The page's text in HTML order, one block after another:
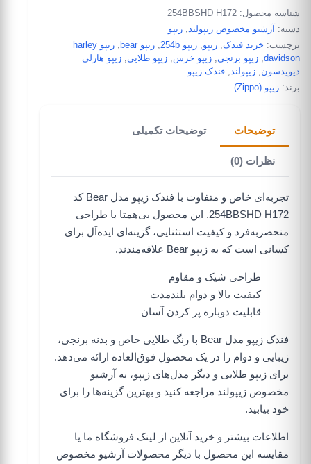
شناسه محصول: 254BBSHD H172
دسته: آرشیو مخصوص زیپولند
زیپو
برچسب: خرید فندک زیپو زیپو 254b زیپو bear
زیپو harley
davidson زیپو برنجی زیپو خرس زیپو طلایی زیپو هارلی
دیویدسون زیپولند
فندک زیپو
برند: زیپو (Zippo)
توضیحات توضیحات تکمیلی
نظرات (0)
تجربه‌ای خاص و متفاوت با فندک زیپو مدل Bear کد
254BBSHD H172. این محصول بی‌همتا با طراحی
منحصربه‌فرد و کیفیت استثنایی، گزینه‌ای ایده‌آل برای
کسانی است که به زیپو Bear علاقه‌مندند.
طراحی شیک و مقاوم
کیفیت بالا و دوام بلندمدت
قابلیت دوباره پر کردن آسان
فندک زیپو مدل Bear با رنگ طلایی خاص و بدنه برنجی،
زیبایی و دوام را در یک محصول فوق‌العاده ارائه می‌دهد.
برای زیپو طلایی و دیگر مدل‌های زیپو، به آرشیو
مخصوص زیپولند مراجعه کنید و بهترین گزینه‌ها را برای
خود بیابید.
اطلاعات بیشتر و خرید آنلاین از لینک فروشگاه ما یا
مقایسه این محصول با دیگر محصولات آرشیو مخصوص